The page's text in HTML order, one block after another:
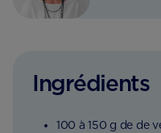
Ingrédients
100 à 150 g de de